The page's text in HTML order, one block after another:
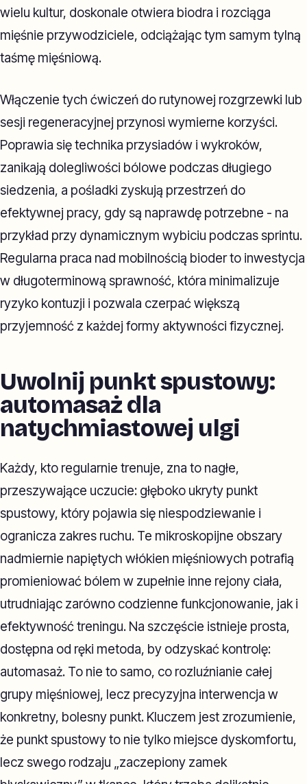
wielu kultur, doskonale otwiera biodra i rozciąga
mięśnie przywodziciele, odciążając tym samym tylną
taśmę mięśniową.
Włączenie tych ćwiczeń do rutynowej rozgrzewki lub
sesji regeneracyjnej przynosi wymierne korzyści.
Poprawia się technika przysiadów i wykroków,
zanikają dolegliwości bólowe podczas długiego
siedzenia, a pośladki zyskują przestrzeń do
efektywnej pracy, gdy są naprawdę potrzebne - na
przykład przy dynamicznym wybiciu podczas sprintu.
Regularna praca nad mobilnością bioder to inwestycja
w długoterminową sprawność, która minimalizuje
ryzyko kontuzji i pozwala czerpać większą
przyjemność z każdej formy aktywności fizycznej.
Uwolnij punkt spustowy:
automasaż dla
natychmiastowej ulgi
Każdy, kto regularnie trenuje, zna to nagłe,
przeszywające uczucie: głęboko ukryty punkt
spustowy, który pojawia się niespodziewanie i
ogranicza zakres ruchu. Te mikroskopijne obszary
nadmiernie napiętych włókien mięśniowych potrafią
promieniować bólem w zupełnie inne rejony ciała,
utrudniając zarówno codzienne funkcjonowanie, jak i
efektywność treningu. Na szczęście istnieje prosta,
dostępna od ręki metoda, by odzyskać kontrolę:
automasaż. To nie to samo, co rozluźnianie całej
grupy mięśniowej, lecz precyzyjna interwencja w
konkretny, bolesny punkt. Kluczem jest zrozumienie,
że punkt spustowy to nie tylko miejsce dyskomfortu,
lecz swego rodzaju „zaczepiony zamek